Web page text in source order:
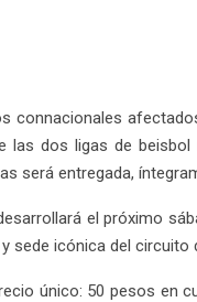
connacionales
las dos ligas de
será entregada,
el próximo
sede icónica del circuito
único: 50 pesos en